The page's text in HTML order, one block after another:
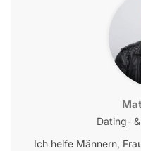
Dating-
Ich helfe Männern,